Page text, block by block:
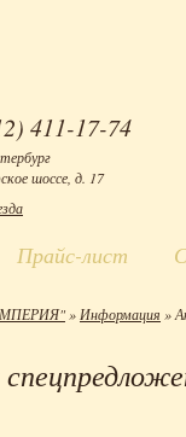
411-17-74
шоссе, д. 17
Прайс-лист
» Информация »